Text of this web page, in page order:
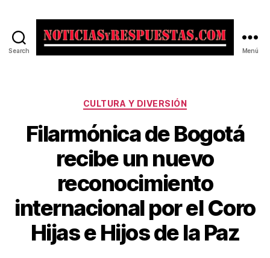
Search Menú
Categorías
CULTURA Y DIVERSIÓN
Filarmónica de Bogotá
recibe un nuevo
reconocimiento
internacional por el Coro
Hijas e Hijos de la Paz